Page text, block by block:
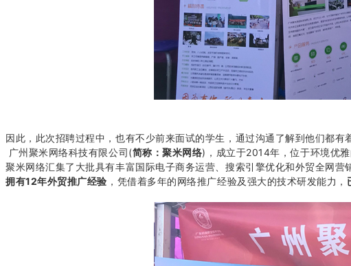
因此，此次招聘过程中，也有不少前来面试的学生，通过沟通了解到他们都
广州聚米网络科技有限公司(简称：聚米网络)，成立于2014年，位于环境优
聚米网络汇集了大批具有丰富国际电子商务运营、搜索引擎优化和外贸全网营
拥有12年外贸推广经验 ，凭借着多年的网络推广经验及强大的技术研发能力，